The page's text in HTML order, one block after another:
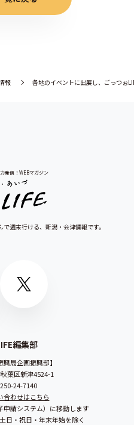
報 各地のイベントに出展し、ごっつぉ
発信！WEBマガジン
週末行ける、 新潟・会津情報です。
編集部
興局企画振興部
葉区新津4524-1
24-7140
合わせはこちら
請システム）に移動します
日・祝日・年末年始を除く